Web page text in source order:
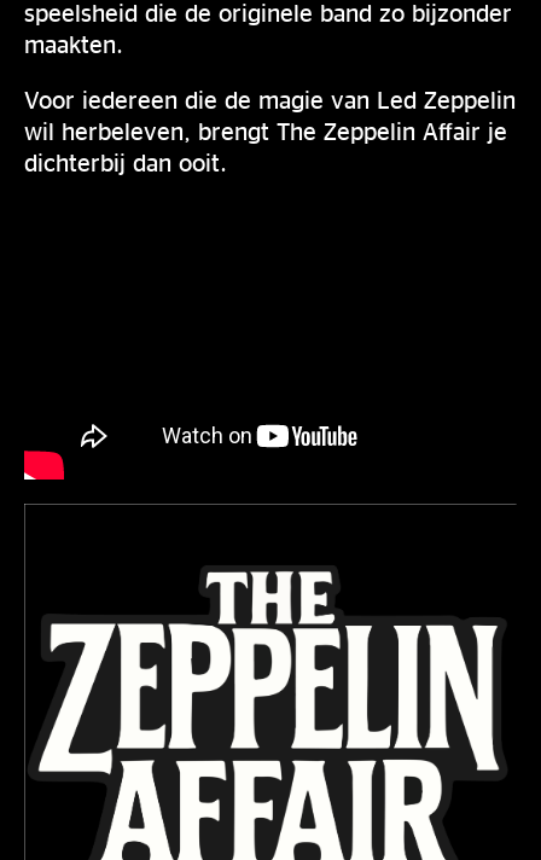
speelsheid die de originele band zo bijzonder
maakten.
Voor iedereen die de magie van Led Zeppelin
wil herbeleven, brengt The Zeppelin Affair je
dichterbij dan ooit.